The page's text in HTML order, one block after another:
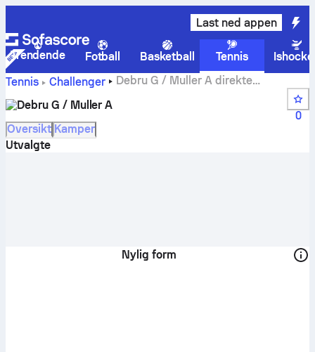
Last ned appen
Trendende Fotball Basketball Tennis
Tennis
Challenger
Debru G / Muller A direkte
Debru G / Muller A
0
Oversikt Kamper
Utvalgte
Nylig form